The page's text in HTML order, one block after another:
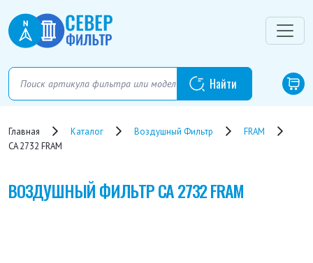
Главная Каталог Воздушный Фильтр
FRAM
CA 2732 FRAM
ВОЗДУШНЫЙ ФИЛЬТРCA 2732 FRAM